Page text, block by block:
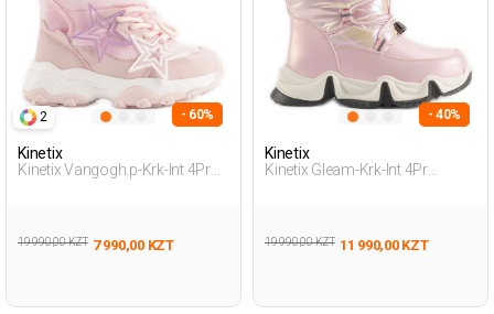
2 - 60%
Kinetix
Kinetix Vangogh.p-Krk-Int 4Pr
19 990,00 KZT 7 990,00 KZT
- 40%
Kinetix
Kinetix Gleam-Krk-Int 4Pr
19 990,00 KZT 11 990,00 KZT